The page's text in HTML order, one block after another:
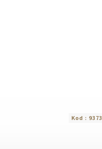
Kod : 9373